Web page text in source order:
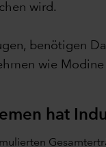
wird.
benötigen
wie
hat